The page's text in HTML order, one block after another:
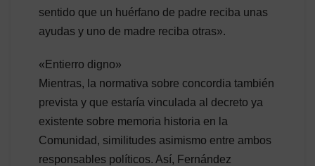
sentido que un huérfano de padre reciba unas
ayudas y uno de madre reciba otras».
«Entierro digno»
Mientras, la normativa sobre concordia también
prevista y que estaría vinculada al decreto ya
existente sobre memoria historia en la
Comunidad, similitudes asimismo entre ambos
responsables políticos. Así, Fernández